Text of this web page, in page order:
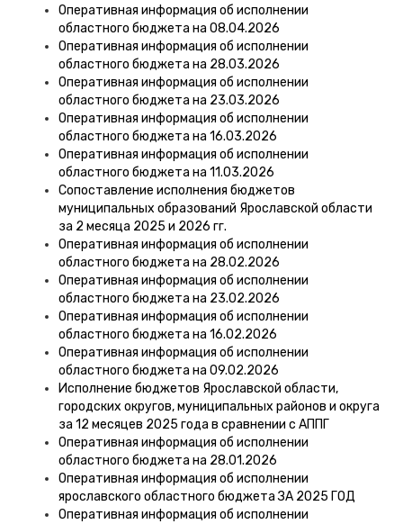
Оперативная информация об исполнении
областного бюджета на 08.04.2026
Оперативная информация об исполнении
областного бюджета на 28.03.2026
Оперативная информация об исполнении
областного бюджета на 23.03.2026
Оперативная информация об исполнении
областного бюджета на 16.03.2026
Оперативная информация об исполнении
областного бюджета на 11.03.2026
Сопоставление исполнения бюджетов
муниципальных образований Ярославской области
за 2 месяца 2025 и 2026 гг.
Оперативная информация об исполнении
областного бюджета на 28.02.2026
Оперативная информация об исполнении
областного бюджета на 23.02.2026
Оперативная информация об исполнении
областного бюджета на 16.02.2026
Оперативная информация об исполнении
областного бюджета на 09.02.2026
Исполнение бюджетов Ярославской области,
городских округов, муниципальных районов и округа
за 12 месяцев 2025 года в сравнении с АППГ
Оперативная информация об исполнении
областного бюджета на 28.01.2026
Оперативная информация об исполнении
ярославского областного бюджета ЗА 2025 ГОД
Оперативная информация об исполнении